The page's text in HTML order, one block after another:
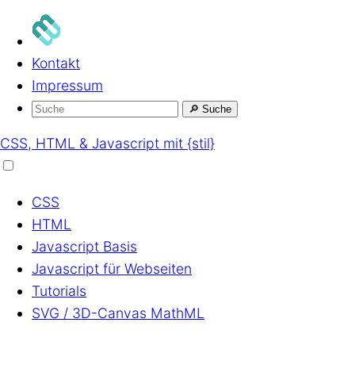
Kontakt
Impressum
🔎 Suche
CSS, HTML & Javascript mit {stil}
CSS
HTML
Javascript Basis
Javascript für Webseiten
Tutorials
SVG / 3D-Canvas MathML